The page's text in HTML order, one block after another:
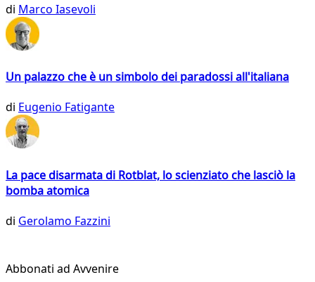
di Marco Iasevoli
Un palazzo che è un simbolo dei paradossi all'italiana
di Eugenio Fatigante
La pace disarmata di Rotblat, lo scienziato che lasciò la
bomba atomica
di Gerolamo Fazzini
Abbonati ad Avvenire